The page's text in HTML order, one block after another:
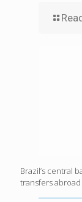
Brazil’s central
transfers abroad